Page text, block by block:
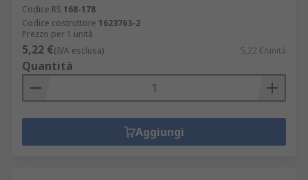
Adattatori per montaggio di resistore
trimmer
Codice RS 168-178
Codice costruttore 1623763-2
Prezzo per 1 unità
5,22 €(IVA esclusa) 5,22 €/unità
Quantità
Aggiungi